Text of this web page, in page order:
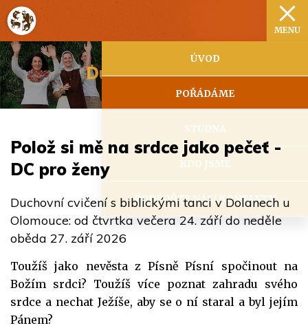
ÚVOD
POŘÁDÁME
STUDNA
KDO JSME
PODPOŘTE NÁS/ KONTAKTY
MENU
Duchovní cvičení
Polož si mě na srdce jako pečeť -
DC pro ženy
Duchovní cvičení s biblickými tanci v Dolanech u
Olomouce: od čtvrtka večera 24. září do neděle
oběda 27. září 2026
Toužíš jako nevěsta z Písně Písní spočinout na
Božím srdci? Toužíš více poznat zahradu svého
srdce a nechat Ježíše, aby se o ní staral a byl jejím
Pánem?